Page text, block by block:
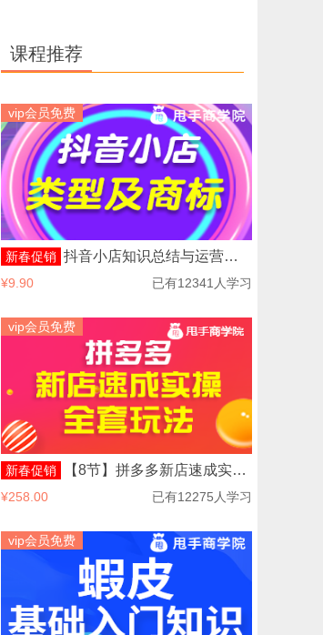
抖音小店知识总结与运营抖音橱窗
课程推荐
vip会员免费
新春促销 抖音小店知识总结与运营之抖音小店类型及商标
¥9.90 已有12341人学习
vip会员免费
新春促销 【8节】拼多多新店速成实操全套玩法
¥258.00 已有12275人学习
vip会员免费